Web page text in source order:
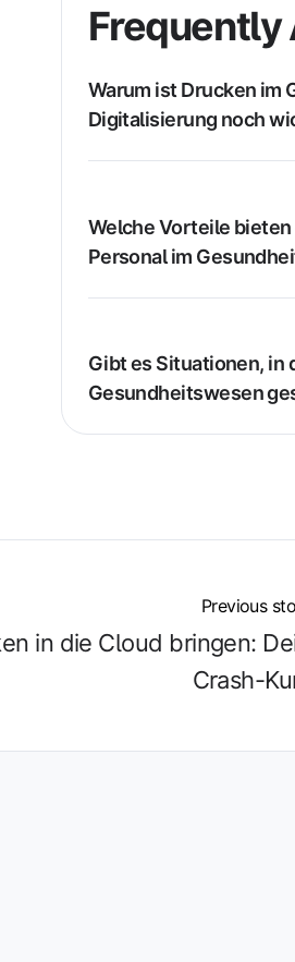
Frequently
Warum ist Drucken im
Digitalisierung noch
Welche Vorteile
Personal im
Gibt es Situationen, in
Gesundheitswesen
Previous
in die Cloud bringen:
Crash-